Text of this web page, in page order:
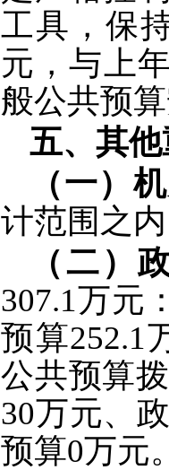
工具，保
元，与上
般公共预
五、其
（一）
计范围之
（二）
307.1万元
预算252.1
公共预算
30万元、
预算0万元